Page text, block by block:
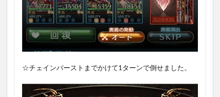
☆チェインバーストまでかけて1ターンで倒せました。